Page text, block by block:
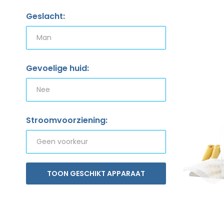
Geslacht:
Gevoelige huid:
Stroomvoorziening:
TOON GESCHIKT APPARAAT